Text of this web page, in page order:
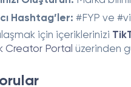
Hashtag’ler: #FYP ve
için içeriklerinizi
Creator Portal üzerinden